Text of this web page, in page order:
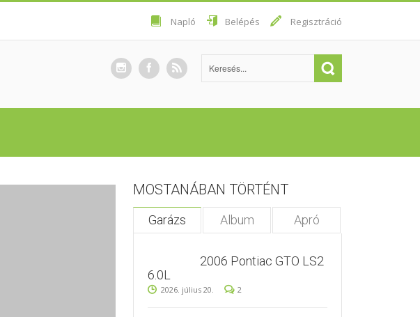
Napló Belépés Regisztráció
MOSTANÁBAN TÖRTÉNT
Garázs Album Apró
2006 Pontiac GTO LS2
6.0L
2026. július 20. 2